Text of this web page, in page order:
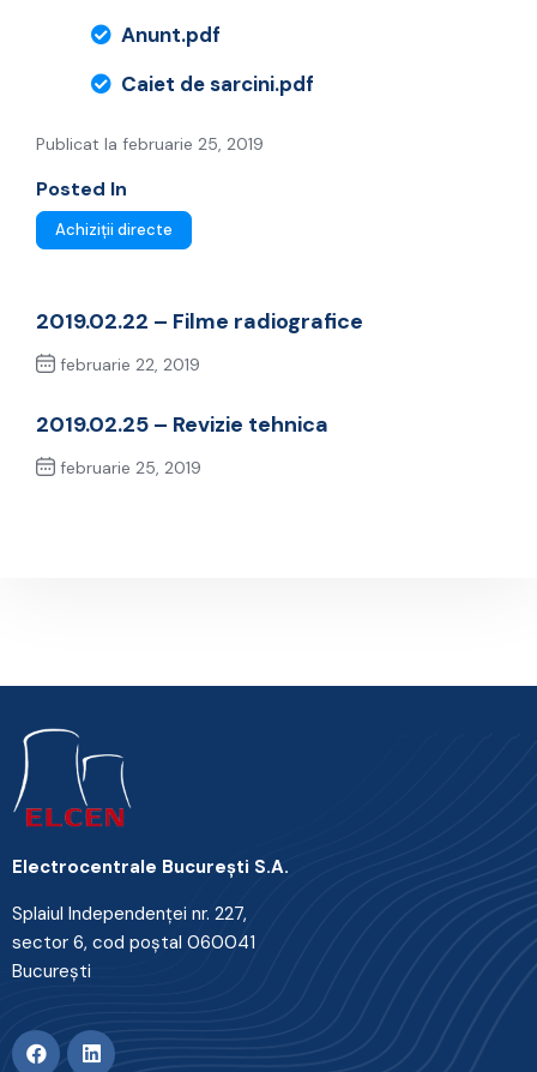
Anunt.pdf
Caiet de sarcini.pdf
Publicat la februarie 25, 2019
Posted In
Achiziții directe
2019.02.22 – Filme radiografice
februarie 22, 2019
2019.02.25 – Revizie tehnica
februarie 25, 2019
Electrocentrale Bucureşti S.A.
Splaiul Independenţei nr. 227,
sector 6, cod poştal 060041
Bucureşti